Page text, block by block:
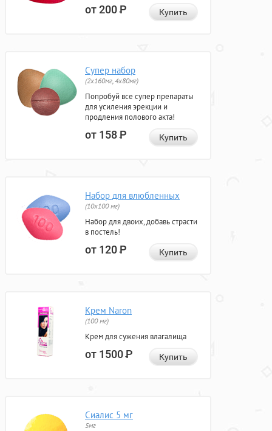
от 200Р Купить
Супер набор
(2х160мг, 4х80мг)
Попробуй все супер препараты
для усиления эрекции и
продления полового акта!
от 158Р Купить
Набор для влюбленных
(10х100 мг)
Набор для двоих, добавь страсти
в постель!
от 120Р Купить
Крем Naron
(100 мг)
Крем для сужения влагалища
от 1500Р Купить
Сиалис 5 мг
5мг